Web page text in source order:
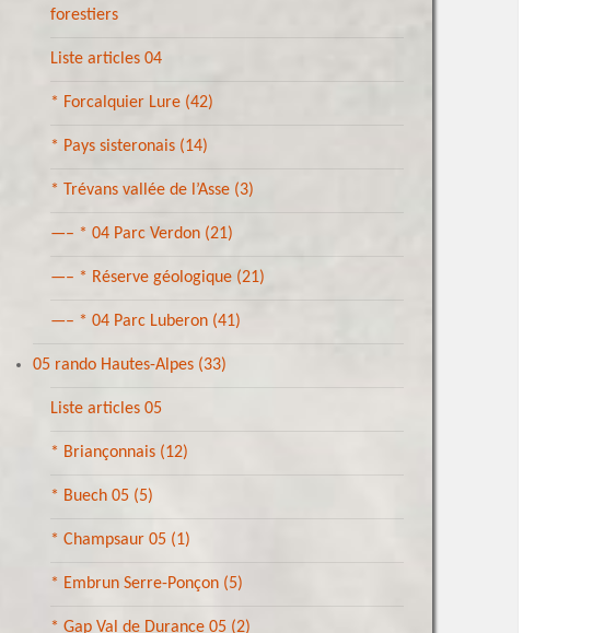
forestiers
Liste articles 04
* Forcalquier Lure (42)
* Pays sisteronais (14)
* Trévans vallée de l’Asse (3)
—– * 04 Parc Verdon (21)
—– * Réserve géologique (21)
—– * 04 Parc Luberon (41)
05 rando Hautes-Alpes (33)
Liste articles 05
* Briançonnais (12)
* Buech 05 (5)
* Champsaur 05 (1)
* Embrun Serre-Ponçon (5)
* Gap Val de Durance 05 (2)